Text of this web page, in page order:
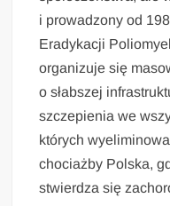
i prowadzony od
Eradykacji
organizuje się
o słabszej
szczepienia we
których
chociażby Polska,
stwierdza się